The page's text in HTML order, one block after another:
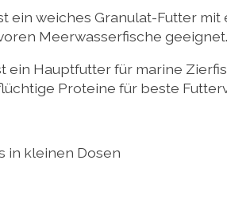
ein weiches Granulat-Futter
Meerwasserfische geeignet.
ein Hauptfutter für marine
Proteine für beste
in kleinen Dosen